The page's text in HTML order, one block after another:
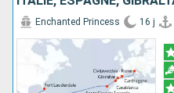
Enchanted Princess 16 j